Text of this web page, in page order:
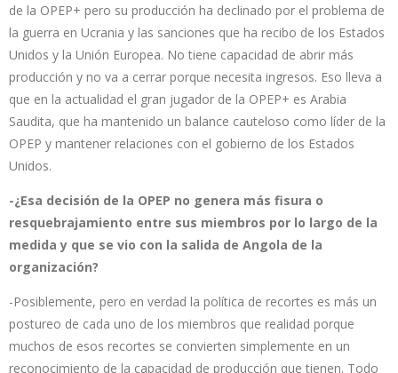
de la OPEP+ pero su producción ha declinado por el problema de
la guerra en Ucrania y las sanciones que ha recibo de los Estados
Unidos y la Unión Europea. No tiene capacidad de abrir más
producción y no va a cerrar porque necesita ingresos. Eso lleva a
que en la actualidad el gran jugador de la OPEP+ es Arabia
Saudita, que ha mantenido un balance cauteloso como líder de la
OPEP y mantener relaciones con el gobierno de los Estados
Unidos.
-¿Esa decisión de la OPEP no genera más fisura o
resquebrajamiento entre sus miembros por lo largo de la
medida y que se vio con la salida de Angola de la
organización?
-Posiblemente, pero en verdad la política de recortes es más un
postureo de cada uno de los miembros que realidad porque
muchos de esos recortes se convierten simplemente en un
reconocimiento de la capacidad de producción que tienen. Todo